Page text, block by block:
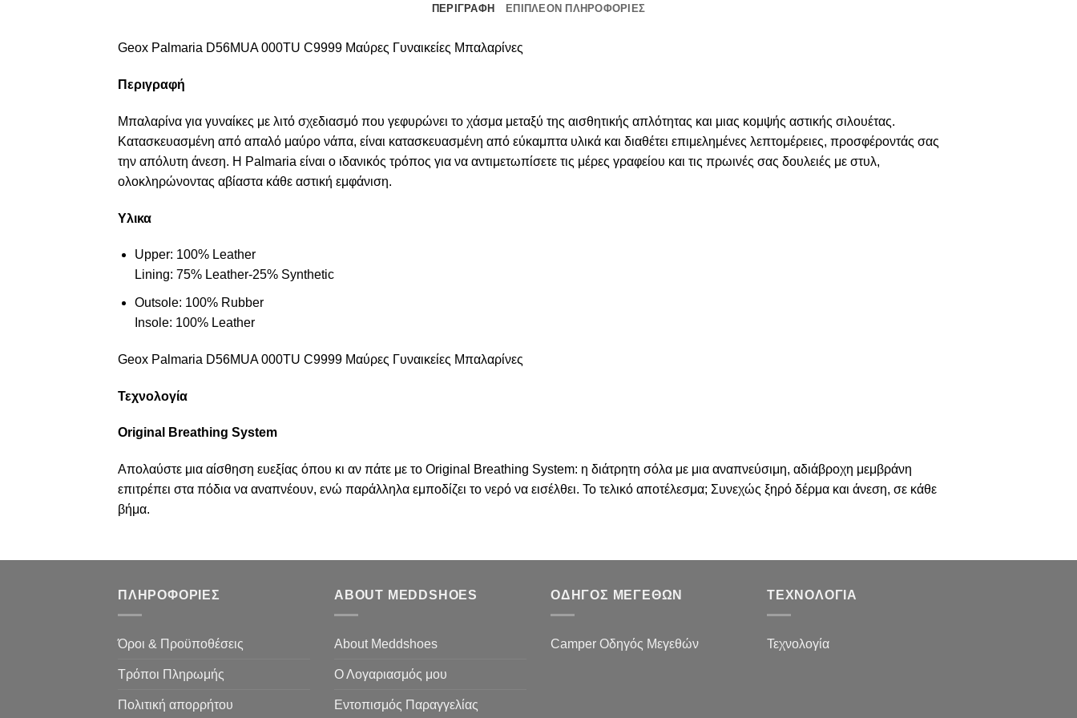
ΠΕΡΙΓΡΑΦΉ ΕΠΙΠΛΈΟΝ ΠΛΗΡΟΦΟΡΊΕΣ
Geox Palmaria D56MUA 000TU C9999 Μαύρες Γυναικείες Μπαλαρίνες
Περιγραφή
Μπαλαρίνα για γυναίκες με λιτό σχεδιασμό που γεφυρώνει το χάσμα μεταξύ της αισθητικής απλότητας και μιας κομψής αστικής σιλουέτας.
Κατασκευασμένη από απαλό μαύρο νάπα, είναι κατασκευασμένη από εύκαμπτα υλικά και διαθέτει επιμελημένες λεπτομέρειες, προσφέροντάς σας
την απόλυτη άνεση. Η Palmaria είναι ο ιδανικός τρόπος για να αντιμετωπίσετε τις μέρες γραφείου και τις πρωινές σας δουλειές με στυλ,
ολοκληρώνοντας αβίαστα κάθε αστική εμφάνιση.
Υλικα
Upper: 100% Leather
Lining: 75% Leather-25% Synthetic
Outsole: 100% Rubber
Insole: 100% Leather
Geox Palmaria D56MUA 000TU C9999 Μαύρες Γυναικείες Μπαλαρίνες
Τεχνολογία
Original Breathing System
Απολαύστε μια αίσθηση ευεξίας όπου κι αν πάτε με το Original Breathing System: η διάτρητη σόλα με μια αναπνεύσιμη, αδιάβροχη μεμβράνη
επιτρέπει στα πόδια να αναπνέουν, ενώ παράλληλα εμποδίζει το νερό να εισέλθει. Το τελικό αποτέλεσμα; Συνεχώς ξηρό δέρμα και άνεση, σε κάθε
βήμα.
ΠΛΗΡΟΦΟΡΙΕΣ
Όροι & Προϋποθέσεις
Τρόποι Πληρωμής
Πολιτική απορρήτου
ABOUT MEDDSHOES
About Meddshoes
Ο Λογαριασμός μου
Εντοπισμός Παραγγελίας
ΟΔΗΓΟΣ ΜΕΓΕΘΩΝ
Camper Οδηγός Μεγεθών
ΤΕΧΝΟΛΟΓΙΑ
Τεχνολογία